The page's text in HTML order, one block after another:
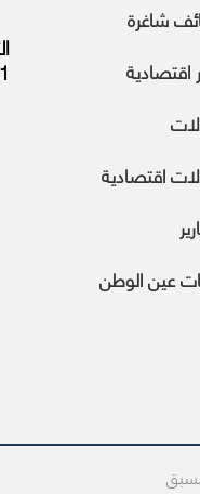
شاغرة
اقتصادية
اقتصادية
عين الوطن